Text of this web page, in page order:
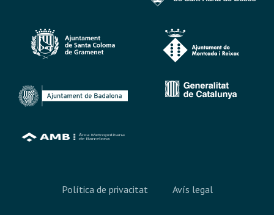
Política de privacitat Avís legal